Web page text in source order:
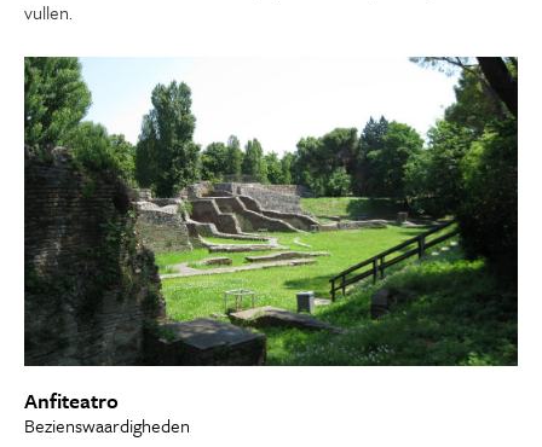
vullen.
Anfiteatro
Bezienswaardigheden